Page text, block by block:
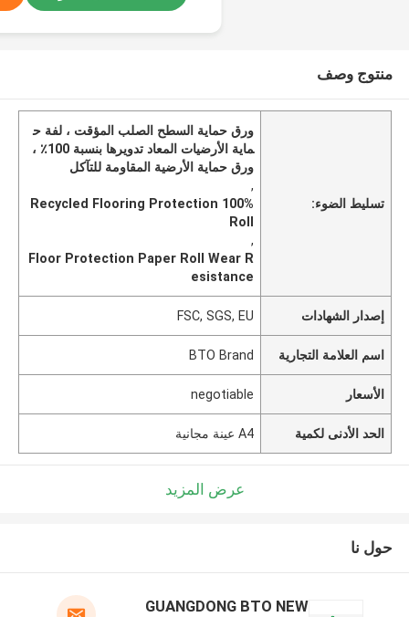
منتوج وصف
تسليط الضوء:
ورق حماية السطح الصلب المؤقت ، لفة ح
ماية الأرضيات المعاد تدويرها بنسبة 100٪ ،
ورق حماية الأرضية المقاومة للتآكل
,
100% Recycled Flooring Protection
Roll
,
Floor Protection Paper Roll Wear R
esistance
إصدار الشهادات FSC, SGS, EU
اسم العلامة التجارية BTO Brand
الأسعار negotiable
الحد الأدنى لكمية A4 عينة مجانية
عرض المزيد
حول نا
GUANGDONG BTO NEW